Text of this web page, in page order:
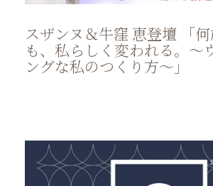
スザンヌ＆牛窪 恵登壇 「
も、私らしく変われる。～
ングな私のつくり方～」